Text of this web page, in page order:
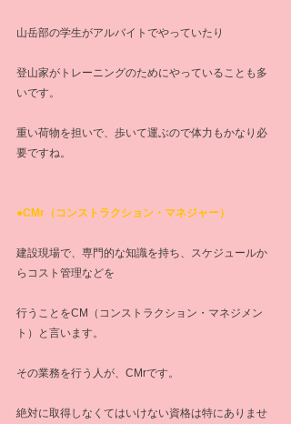
山岳部の学生がアルバイトでやっていたり
登山家がトレーニングのためにやっていることも多
いです。
重い荷物を担いで、歩いて運ぶので体力もかなり必
要ですね。
●CMr（コンストラクション・マネジャー）
建設現場で、専門的な知識を持ち、スケジュールか
らコスト管理などを
行うことをCM（コンストラクション・マネジメン
ト）と言います。
その業務を行う人が、CMrです。
絶対に取得しなくてはいけない資格は特にありませ